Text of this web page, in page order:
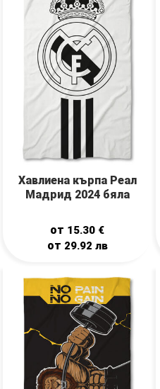
Хавлиена кърпа Реал
Мадрид 2024 бяла
от 15.30 €
от 29.92 лв